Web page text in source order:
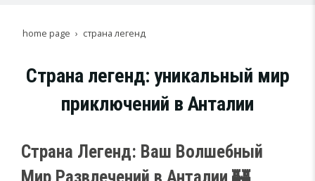
home page страна легенд
Страна легенд: уникальный мир
приключений в Анталии
Страна Легенд: Ваш Волшебный